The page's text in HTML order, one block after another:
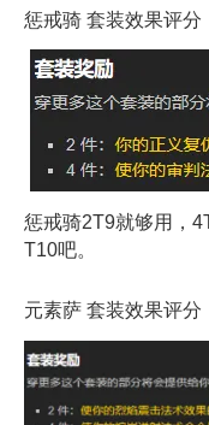
惩戒骑 套装效果评
惩戒骑2T9就够用，
T10吧。
元素萨 套装效果评